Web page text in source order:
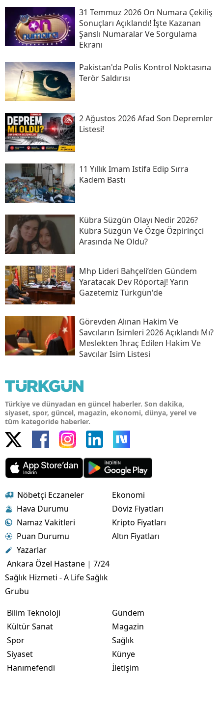
31 Temmuz 2026 On Numara Çekiliş
Sonuçları Açıklandı! İşte Kazanan
Şanslı Numaralar Ve Sorgulama
Ekranı
Pakistan'da Polis Kontrol Noktasına
Terör Saldırısı
2 Ağustos 2026 Afad Son Depremler
Listesi!
11 Yıllık Imam Istifa Edip Sırra
Kadem Bastı
Kübra Süzgün Olayı Nedir 2026?
Kübra Süzgün Ve Özge Özpirinçci
Arasında Ne Oldu?
Mhp Lideri Bahçeli’den Gündem
Yaratacak Dev Röportaj! Yarın
Gazetemiz Türkgün'de
Görevden Alınan Hakim Ve
Savcıların Isimleri 2026 Açıklandı Mı?
Meslekten Ihraç Edilen Hakim Ve
Savcılar Isim Listesi
Türkiye ve dünyadan en güncel haberler. Son dakika,
siyaset, spor, güncel, magazin, ekonomi, dünya, yerel ve
tüm kategoride haberler.
Nöbetçi Eczaneler
Hava Durumu
Namaz Vakitleri
Puan Durumu
Yazarlar
Ankara Özel Hastane | 7/24
Sağlık Hizmeti - A Life Sağlık
Grubu
Ekonomi
Döviz Fiyatları
Kripto Fiyatları
Altın Fiyatları
Bilim Teknoloji
Kültür Sanat
Spor
Siyaset
Hanımefendi
Gündem
Magazin
Sağlık
Künye
İletişim